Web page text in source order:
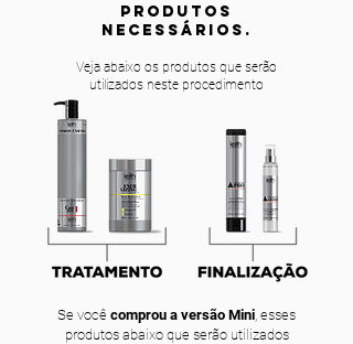
PRODUTOS
NECESSÁRIOS.
Veja abaixo os produtos que serão
utilizados neste procedimento
Se você comprou a versão Mini , esses
produtos abaixo que serão utilizados